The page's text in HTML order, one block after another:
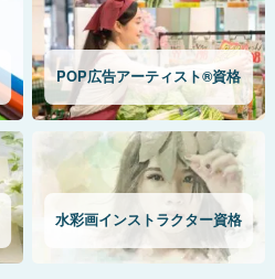
POP広告アーティスト®資格
水彩画インストラクター資格